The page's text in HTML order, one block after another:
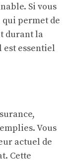
Si vous
qui permet de
durant la
essentiel
Vous
actuel de
Cette